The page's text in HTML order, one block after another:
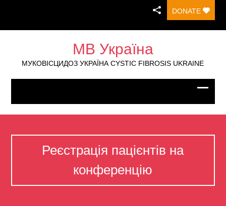
DONATE
МВ Україна
МУКОВІСЦИДОЗ УКРАЇНА CYSTIC FIBROSIS UKRAINE
Реєстрація пацієнтів на
конференцію